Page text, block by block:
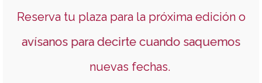
Reserva tu plaza para la próxima edición o
avísanos para decirte cuando saquemos
nuevas fechas.